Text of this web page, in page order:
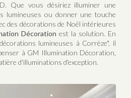
Que vous désiriez illuminer une
lumineuses ou donner une touche
des décorations de Noël intérieures
Décoration est la solution. En
lumineuses à Corrèze", il
à GM Illumination Décoration,
d'illuminations d'exception.